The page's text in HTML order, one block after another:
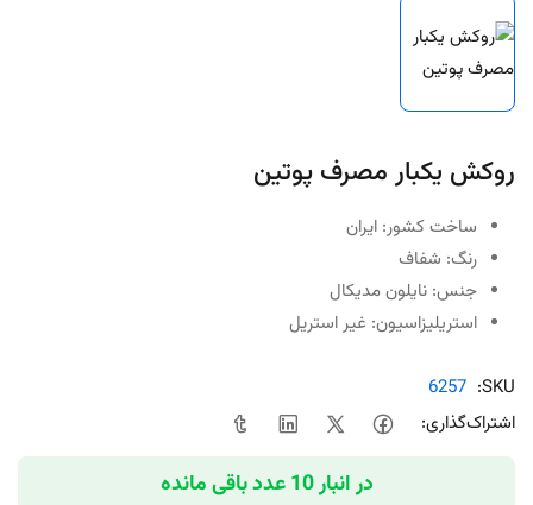
روکش یکبار مصرف پوتین
ساخت کشور: ایران
رنگ: شفاف
جنس: نایلون مدیکال
استریلیزاسیون: غیر استریل
SKU:
6257
اشتراک‌گذاری:
در انبار 10 عدد باقی مانده